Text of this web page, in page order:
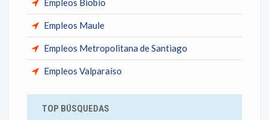
Empleos Biobío
Empleos Maule
Empleos Metropolitana de Santiago
Empleos Valparaíso
TOP BÚSQUEDAS